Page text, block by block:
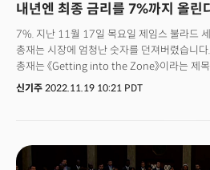
경기 부양을 예고했다.
내년엔 최종 금리를 7%까지 올린
7%. 지난 11월 17일 목요일 제임스 불라드
총재는 시장에 엄청난 숫자를 던져버렸습니
총재는 《Getting into the Zone》이라는 제
불라드 총재는 연준의 최종금리가 충분히 제
제한적이라는건 인플레이션을 충분히 억제
뜻합니다. 원래 충분히 제한적인 최종금리는
신기주 2022.11.19 10:21 PDT